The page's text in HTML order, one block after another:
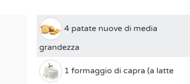
4 patate nuove di media
grandezza
1 formaggio di capra (a latte